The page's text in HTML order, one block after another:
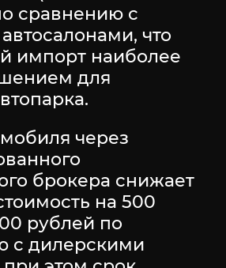
сравнению с
что
импорт наиболее
для
через
брокера снижает
на 500
рублей по
с дилерскими